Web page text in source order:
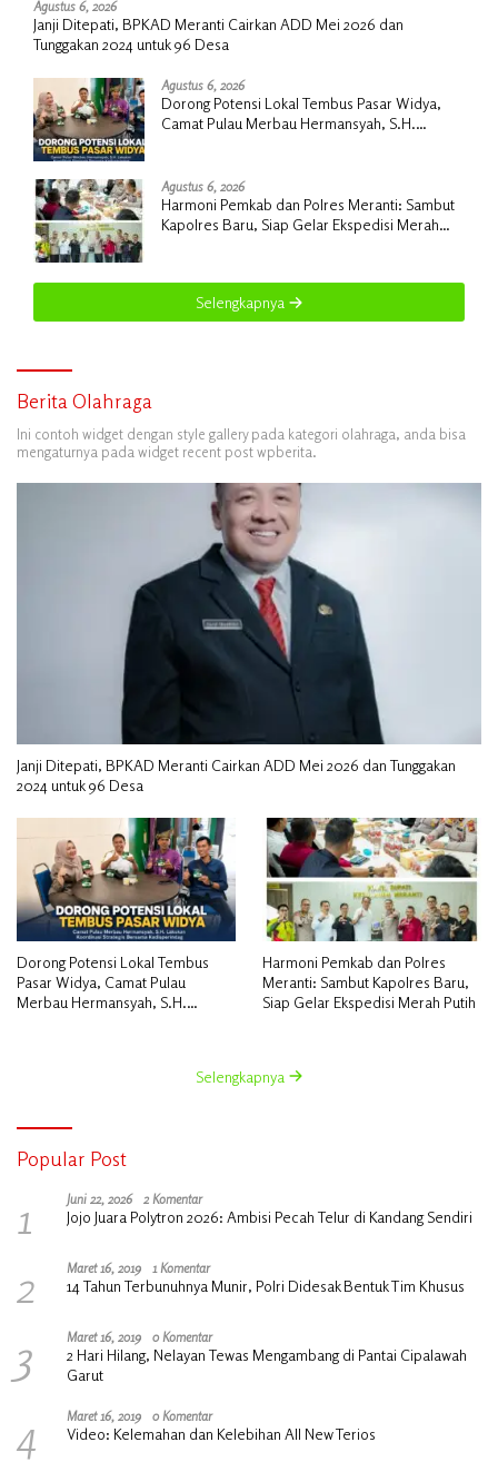
Agustus 6, 2026
Janji Ditepati, BPKAD Meranti Cairkan ADD Mei 2026 dan
Tunggakan 2024 untuk 96 Desa
Agustus 6, 2026
Dorong Potensi Lokal Tembus Pasar Widya,
Camat Pulau Merbau Hermansyah, S.H.
Agustus 6, 2026
Harmoni Pemkab dan Polres Meranti: Sambut
Kapolres Baru, Siap Gelar Ekspedisi Merah
Selengkapnya
Berita Olahraga
Ini contoh widget dengan style gallery pada kategori olahraga, anda bisa
mengaturnya pada widget recent post wpberita.
Janji Ditepati, BPKAD Meranti Cairkan ADD Mei 2026 dan Tunggakan
2024 untuk 96 Desa
Dorong Potensi Lokal Tembus
Pasar Widya, Camat Pulau
Merbau Hermansyah, S.H.
Harmoni Pemkab dan Polres
Meranti: Sambut Kapolres Baru,
Siap Gelar Ekspedisi Merah Putih
Selengkapnya
Popular Post
1 Juni 22, 2026 2 Komentar
Jojo Juara Polytron 2026: Ambisi Pecah Telur di Kandang Sendiri
2 Maret 16, 2019 1 Komentar
14 Tahun Terbunuhnya Munir, Polri Didesak Bentuk Tim Khusus
3 Maret 16, 2019 0 Komentar
2 Hari Hilang, Nelayan Tewas Mengambang di Pantai Cipalawah
Garut
4 Maret 16, 2019 0 Komentar
Video: Kelemahan dan Kelebihan All New Terios